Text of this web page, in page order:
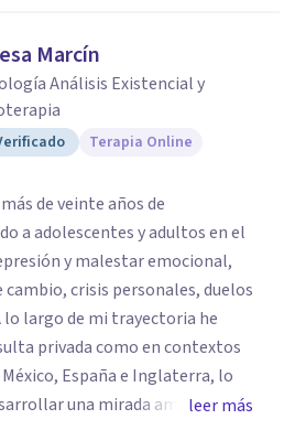
Marcín
Análisis Existencial y
Terapia Online
de veinte años de
a adolescentes y adultos en el
y malestar emocional,
cambio, crisis personales, duelos
lo largo de mi trayectoria he
privada como en contextos
España e Inglaterra, lo
una mirada amplia,leer más